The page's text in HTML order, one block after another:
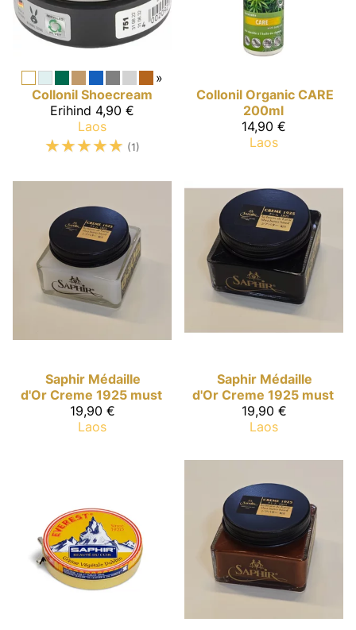
»
Collonil Shoecream
Erihind 4,90 €
Laos
☆☆☆☆☆ (1)
Collonil Organic CARE
200ml
14,90 €
Laos
Saphir Médaille
d'Or Creme 1925 must
19,90 €
Laos
Saphir Médaille
d'Or Creme 1925 must
19,90 €
Laos